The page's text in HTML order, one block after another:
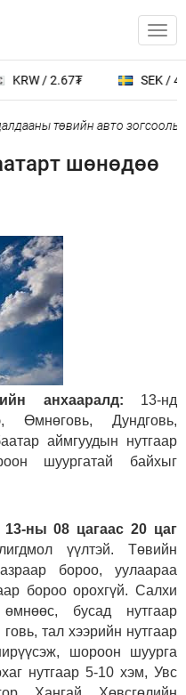
KRW / 2.67₮ SEK /
төвийн авто зогсоолыг
шөнөдөө
анхааралд: 13-нд
Өмнөговь, Дундговь,
аймгуудын нутгаар
шуургатай байхыг
ны 08 цагаас 20 цаг
үүлтэй. Төвийн
бороо, уулаараа
бороо орохгүй. Салхи
бусад нутгаар
тал хээрийн нутгаар
шороон шуурга
нутгаар 5-10 хэм, Увс